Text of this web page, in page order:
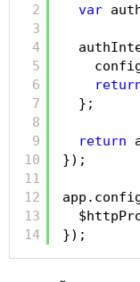
2
3
4
5
6
7
8
9
10
11
12
13
14
var
};
return
});
});